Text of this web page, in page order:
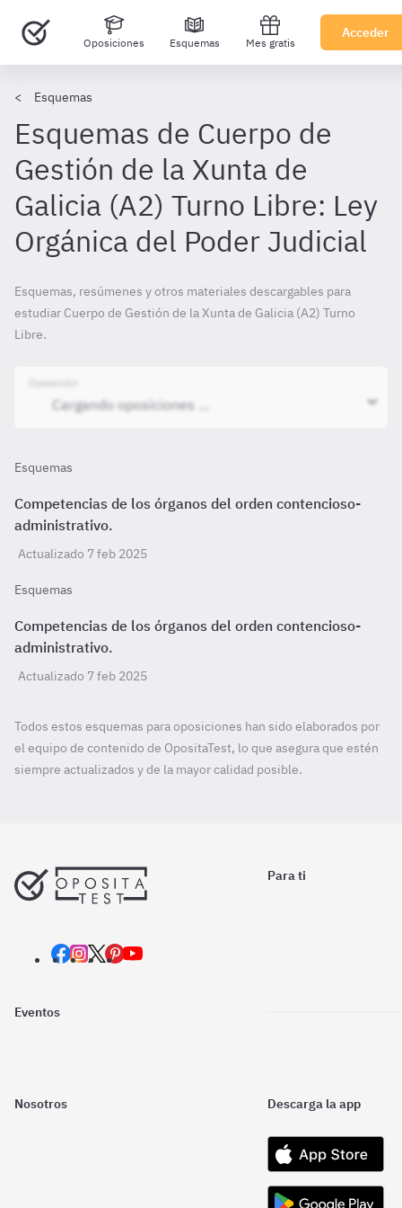
Oposiciones Esquemas Mes gratis
Acceder
Esquemas
Esquemas de Cuerpo de
Gestión de la Xunta de
Galicia (A2) Turno Libre: Ley
Orgánica del Poder Judicial
Esquemas, resúmenes y otros materiales descargables para
estudiar Cuerpo de Gestión de la Xunta de Galicia (A2) Turno
Libre.
Esquemas
Competencias de los órganos del orden contencioso-
administrativo.
Actualizado 7 feb 2025
Esquemas
Competencias de los órganos del orden contencioso-
administrativo.
Actualizado 7 feb 2025
Todos estos esquemas para oposiciones han sido elaborados por
el equipo de contenido de OpositaTest, lo que asegura que estén
siempre actualizados y de la mayor calidad posible.
Para ti
Eventos
Nosotros Descarga la app